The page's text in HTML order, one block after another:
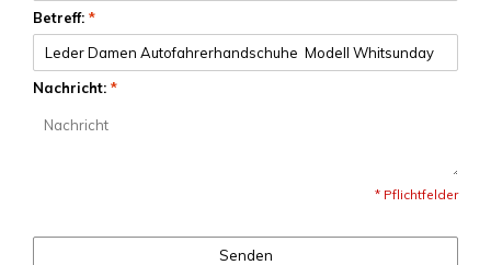
Betreff: *
Nachricht: *
* Pflichtfelder
Senden